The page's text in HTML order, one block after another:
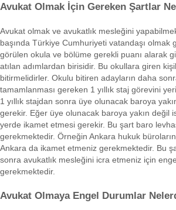
Avukat Olmak İçin Gereken Şartlar
Avukat olmak ve avukatlık mesleğini
başında Türkiye Cumhuriyeti vatandaşı olmak
görülen okula ve bölüme gerekli puanı alarak
atılan adımlardan birisidir. Bu okullara giren
bitirmelidirler. Okulu bitiren adayların daha
tamamlanması gereken 1 yıllık staj görevini
1 yıllık stajdan sonra üye olunacak baroya
gerekir. Eğer üye olunacak baroya yakın değil
yerde ikamet etmesi gerekir. Bu şart baro
gerekmektedir. Örneğin Ankara hukuk
Ankara da ikamet etmeniz gerekmektedir. Bu
sonra avukatlık mesleğini icra etmeniz için
gerekmektedir.
Avukat Olmaya Engel Durumlar